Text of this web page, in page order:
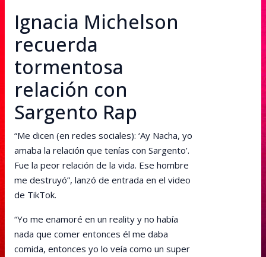
Ignacia Michelson
recuerda
tormentosa
relación con
Sargento Rap
“Me dicen (en redes sociales): ‘Ay Nacha, yo
amaba la relación que tenías con Sargento’.
Fue la peor relación de la vida. Ese hombre
me destruyó”, lanzó de entrada en el video
de TikTok.
“Yo me enamoré en un reality y no había
nada que comer entonces él me daba
comida, entonces yo lo veía como un super